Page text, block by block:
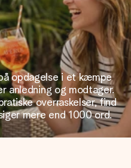
sender den lynhurtigt – så
tidspunkt, når den
anmeldelser)
giver os 4,7 på Google
opdagelse i et kæmpe
anledning og modtager.
overraskelser, find
mere end 1000 ord.